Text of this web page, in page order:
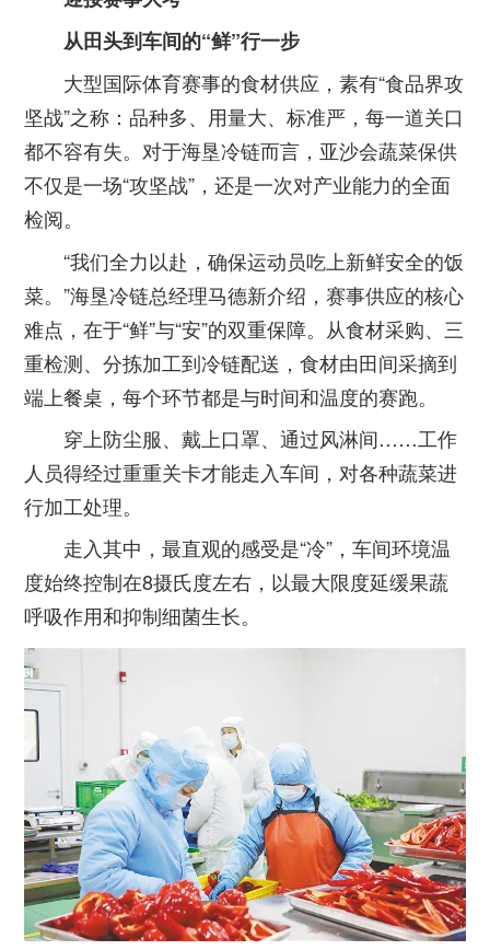
从田头到车间的“鲜”行一步
大型国际体育赛事的食材供应，素有“食品界攻
坚战”之称：品种多、用量大、标准严，每一道关口
都不容有失。对于海垦冷链而言，亚沙会蔬菜保供
不仅是一场“攻坚战”，还是一次对产业能力的全面
检阅。
“我们全力以赴，确保运动员吃上新鲜安全的饭
菜。”海垦冷链总经理马德新介绍，赛事供应的核心
难点，在于“鲜”与“安”的双重保障。从食材采购、三
重检测、分拣加工到冷链配送，食材由田间采摘到
端上餐桌，每个环节都是与时间和温度的赛跑。
穿上防尘服、戴上口罩、通过风淋间……工作
人员得经过重重关卡才能走入车间，对各种蔬菜进
行加工处理。
走入其中，最直观的感受是“冷”，车间环境温
度始终控制在8摄氏度左右，以最大限度延缓果蔬
呼吸作用和抑制细菌生长。